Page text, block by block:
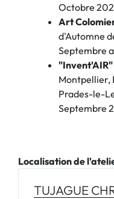
Octobre
Art
d'Automne
Septembre
"Invent'AIR"
Montpellier,
Prades-le-
Septembre
Localisation de
TUJAGUE